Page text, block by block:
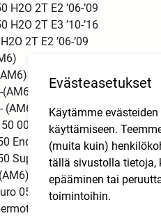
H2O 2T E2 ’06-’09
H2O 2T E3 ’10-’16
2T E2 ’06-’09
(AM6)
00- (AM6)
Enduro 04- (AM6)
Supermotard 04- (AM6)
05-12(AM6)
05- (AM6)
Evästeasetukset
Käytämme
käyttämiseen.
(muita kuin)
tällä sivustolla tietoja,
epääminen tai
toimintoihin.